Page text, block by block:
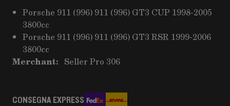
Porsche 911 (996) 911 (996) GT3 CUP 1998-2005
3800cc
Porsche 911 (996) 911 (996) GT3 RSR 1999-2006
3800cc
Merchant: Seller Pro 306
CONSEGNA EXPRESS